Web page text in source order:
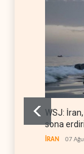
WSJ:
sona
İRAN 07